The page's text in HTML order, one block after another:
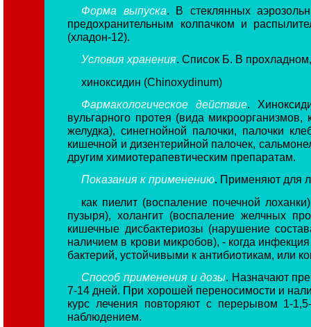
Форма выпуска. В стеклянных
предохранительным колпачком и
(хладон-12).
Условия хранения. Список Б. В
хиноксидин (Chinoxydinum)
Фармакологическое действие.
вульгарного протея (вида
желудка), синегнойной палочки, палочки
кишечной и дизентерийной палочек,
другим химиотерапевтическим препаратам.
Показания к применению. Применяют для
как пиелит (воспаление почечной
пузыря), холангит (воспаление желчных
кишечные дисбактериозы (нарушение
наличием в крови микробов), - когда
бактерий, устойчивыми к антибиотикам, или
Способ применения и дозы. Назначают
7-14 дней. При хорошей переносимости и
курс лечения повторяют с перерывом 1-
наблюдением.